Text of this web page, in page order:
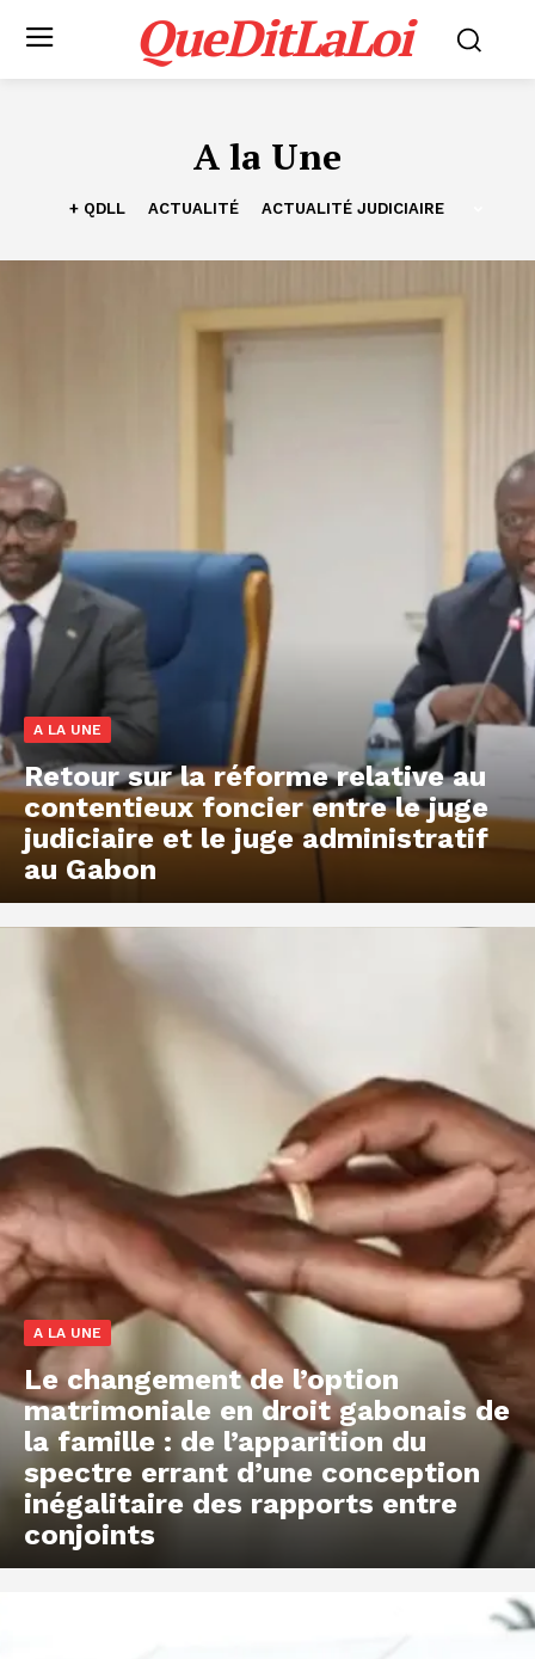
QueDitLaLoi
A la Une
+ QDLL ACTUALITÉ ACTUALITÉ JUDICIAIRE
A LA UNE
Retour sur la réforme relative au
contentieux foncier entre le juge
judiciaire et le juge administratif
au Gabon
A LA UNE
Le changement de l’option
matrimoniale en droit gabonais de
la famille : de l’apparition du
spectre errant d’une conception
inégalitaire des rapports entre
conjoints